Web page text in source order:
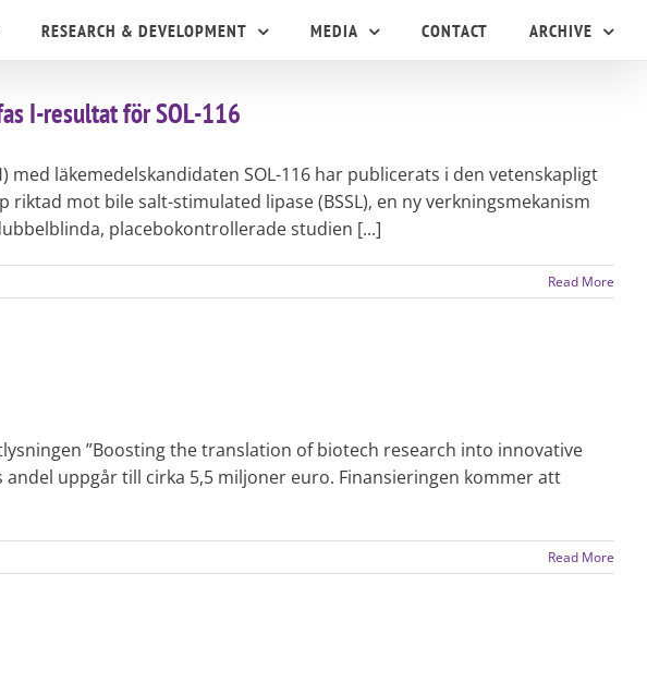
RESEARCH & DEVELOPMENT MEDIA CONTACT ARCHIVE
I-resultat för SOL-116
läkemedelskandidaten SOL-116 har publicerats i den vetenskapligt
mot bile salt-stimulated lipase (BSSL), en ny verkningsmekanism
placebokontrollerade studien [...]
Read More
”Boosting the translation of biotech research into innovative
uppgår till cirka 5,5 miljoner euro. Finansieringen kommer att
Read More